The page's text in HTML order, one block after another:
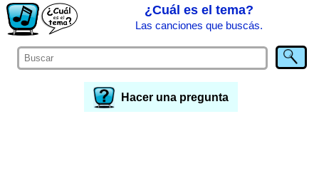
¿Cuál es el tema?
Las canciones que buscás.
Hacer una pregunta